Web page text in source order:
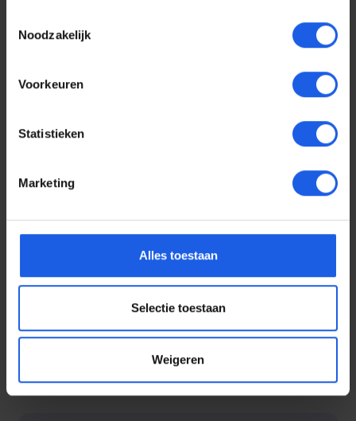
Noodzakelijk
Voorkeuren
Statistieken
Marketing
Alles toestaan
Selectie toestaan
Weigeren
Voor elke telefoon een
oortje